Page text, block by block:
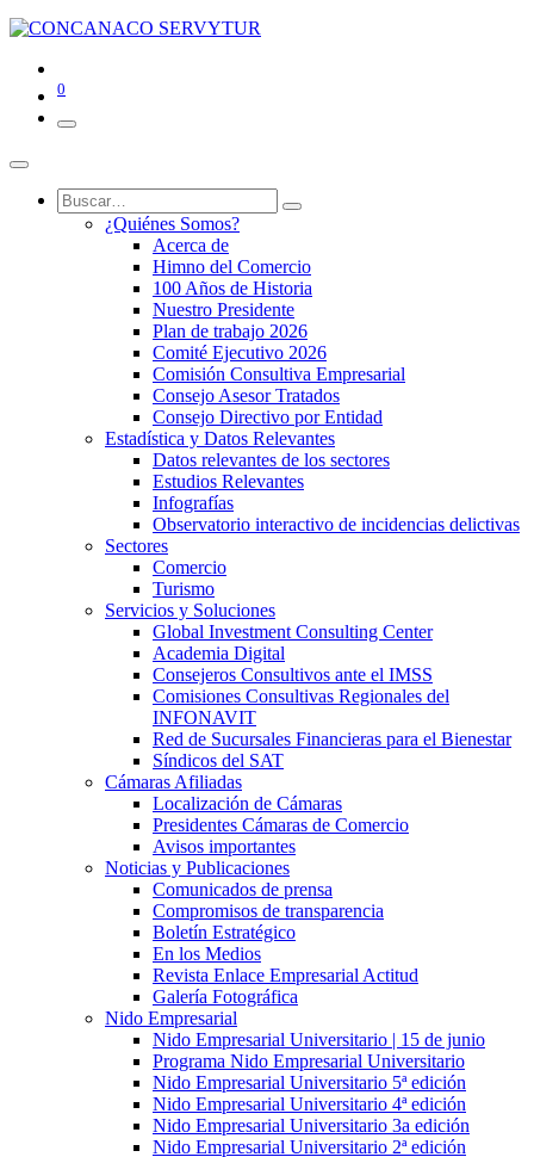
0
¿Quiénes Somos?
Acerca de
Himno del Comercio
100 Años de Historia
Nuestro Presidente
Plan de trabajo 2026
Comité Ejecutivo 2026
Comisión Consultiva Empresarial
Consejo Asesor Tratados
Consejo Directivo por Entidad
Estadística y Datos Relevantes
Datos relevantes de los sectores
Estudios Relevantes
Infografías
Observatorio interactivo de incidencias delictivas
Sectores
Comercio
Turismo
Servicios y Soluciones
Global Investment Consulting Center
Academia Digital
Consejeros Consultivos ante el IMSS
Comisiones Consultivas Regionales del
INFONAVIT
Red de Sucursales Financieras para el Bienestar
Síndicos del SAT
Cámaras Afiliadas
Localización de Cámaras
Presidentes Cámaras de Comercio
Avisos importantes
Noticias y Publicaciones
Comunicados de prensa
Compromisos de transparencia
Boletín Estratégico
En los Medios
Revista Enlace Empresarial Actitud
Galería Fotográfica
Nido Empresarial
Nido Empresarial Universitario | 15 de junio
Programa Nido Empresarial Universitario
Nido Empresarial Universitario 5ª edición
Nido Empresarial Universitario 4ª edición
Nido Empresarial Universitario 3a edición
Nido Empresarial Universitario 2ª edición